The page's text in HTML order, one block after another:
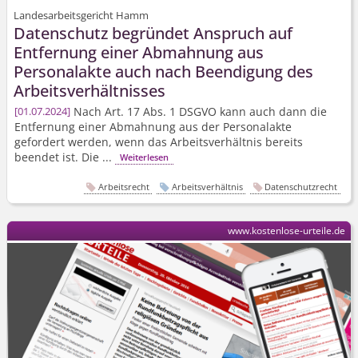
Landesarbeitsgericht Hamm
Datenschutz begründet Anspruch auf
Entfernung einer Abmahnung aus
Personalakte auch nach Beendigung des
Arbeits­verhältnisses
01.07.2024 Nach Art. 17 Abs. 1 DSGVO kann auch dann die
Entfernung einer Abmahnung aus der Personalakte
gefordert werden, wenn das Arbeitsverhältnis bereits
beendet ist. Die ...
Weiterlesen
Arbeitsrecht Arbeitsverhältnis Datenschutzrecht
www.kostenlose-urteile.de